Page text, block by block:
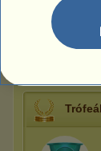
Rangidő
Általános